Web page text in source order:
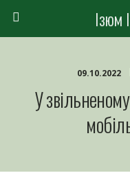
Ізюм
09.10.2022
У